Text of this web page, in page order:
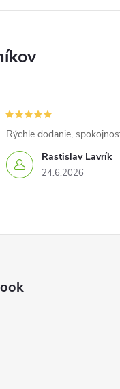
Rastislav Lavrík
24.6.2026
Rýchle dodanie,